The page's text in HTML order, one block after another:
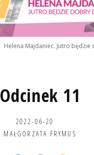
Helena Majdaniec. Jutro będzie
Odcinek 11
2022-06-20
MAŁGORZATA FRYMUS